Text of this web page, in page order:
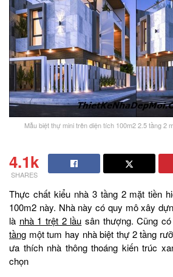
Mẫu biệt thự mini trên diện tích 100m2 2.5 tầng 2
4.1k
SHARES
Thực chất kiểu nhà 3 tầng 2 mặt tiền
100m2 này. Nhà này có quy mô xây
là nhà 1 trệt 2 lầu sân thượng. Cũng
tầng một tum hay nhà biệt thự 2 tầng
ưa thích nhà thông thoáng kiến trúc
chọn